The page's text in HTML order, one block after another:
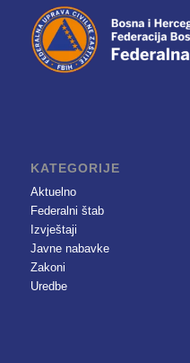
KATEGORIJE
Aktuelno
Federalni štab
Izvještaji
Javne nabavke
Zakoni
Uredbe